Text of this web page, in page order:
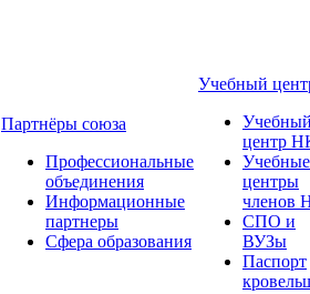
Партнёры союза
Профессиональные
объединения
Информационные
партнеры
Сфера образования
Учебный
центр
Учебные
центры
членов
СПО и
ВУЗы
Паспорт